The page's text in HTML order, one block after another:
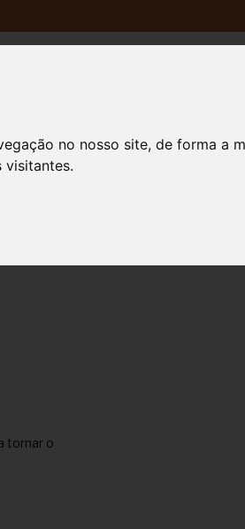
no nosso site, de forma a
visitantes.
tornar o